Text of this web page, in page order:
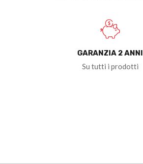
GARANZIA 2 ANNI
Su tutti i prodotti